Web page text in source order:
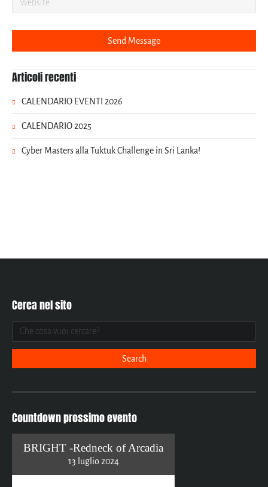
Articoli recenti
CALENDARIO EVENTI 2026
CALENDARIO 2025
Cyber Masters alla Tuktuk Challenge in Sri Lanka!
Cerca nel sito
Countdown prossimo evento
BRIGHT -Redneck of Arcadia
13 luglio 2024